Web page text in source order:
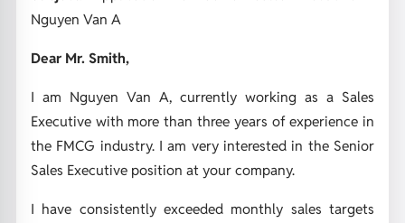
Nguyen Van A
Dear Mr. Smith,
I am Nguyen Van A, currently working as a Sales
Executive with more than three years of experience in
the FMCG industry. I am very interested in the Senior
Sales Executive position at your company.
I have consistently exceeded monthly sales targets